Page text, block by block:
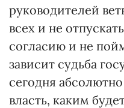
руководителей
всех и не
согласию и не
зависит судьба
сегодня
власть, каким